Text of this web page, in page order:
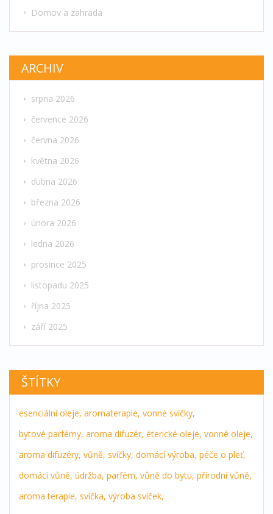
Domov a zahrada
ARCHIV
srpna 2026
července 2026
června 2026
května 2026
dubna 2026
března 2026
února 2026
ledna 2026
prosince 2025
listopadu 2025
října 2025
září 2025
ŠTÍTKY
esenciální oleje, aromaterapie, vonné svíčky,
bytové parfémy, aroma difuzér, éterické oleje, vonné oleje,
aroma difuzéry, vůně, svíčky, domácí výroba, péče o pleť,
domácí vůně, údržba, parfém, vůně do bytu, přírodní vůně,
aroma terapie, svíčka, výroba svíček,